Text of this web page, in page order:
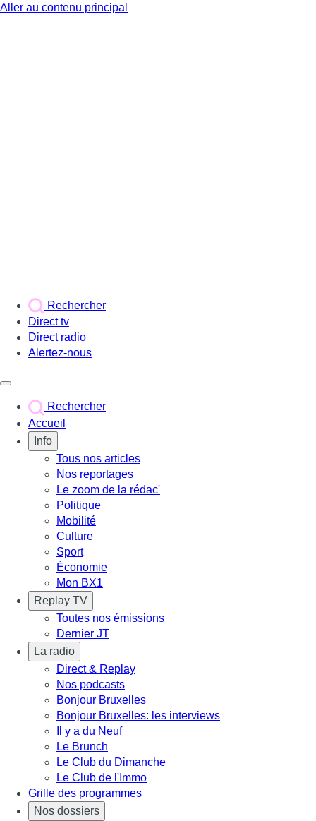
Aller au contenu principal
Rechercher
Direct tv
Direct radio
Alertez-nous
Rechercher
Accueil
Info
Tous nos articles
Nos reportages
Le zoom de la rédac'
Politique
Mobilité
Culture
Sport
Économie
Mon BX1
Replay TV
Toutes nos émissions
Dernier JT
La radio
Direct & Replay
Nos podcasts
Bonjour Bruxelles
Bonjour Bruxelles: les interviews
Il y a du Neuf
Le Brunch
Le Club du Dimanche
Le Club de l'Immo
Grille des programmes
Nos dossiers